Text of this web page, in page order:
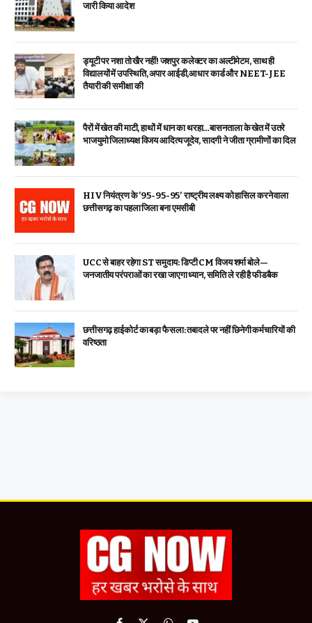
जारी किया आदेश
ड्यूटी पर नशा तो खैर नहीं! जशपुर कलेक्टर का अल्टीमेटम, साथ ही
विद्यालयों में उपस्थिति, अपार आईडी,आधार कार्ड और NEET-JEE
तैयारी की समीक्षा की
पैरों में खेत की माटी, हाथों में धान का थरहा…बासनताला के खेत में उतरे
भाजयुमो जिलाध्यक्ष विजय आदित्य जूदेव, सादगी ने जीता ग्रामीणों का दिल
HIV नियंत्रण के ’95-95-95′ राष्ट्रीय लक्ष्य को हासिल करने वाला
छत्तीसगढ़ का पहला जिला बना एमसीबी
UCC से बाहर रहेगा ST समुदाय: डिप्टी CM विजय शर्मा बोले—
जनजातीय परंपराओं का रखा जाएगा ध्यान, समिति ले रही है फीडबैक
छत्तीसगढ़ हाईकोर्ट का बड़ा फैसला: तबादले पर नहीं छिनेगी कर्मचारियों की
वरिष्ठता